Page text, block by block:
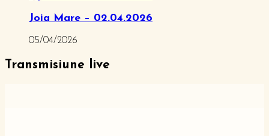
Joia Mare – 02.04.2026
05/04/2026
Transmisiune live